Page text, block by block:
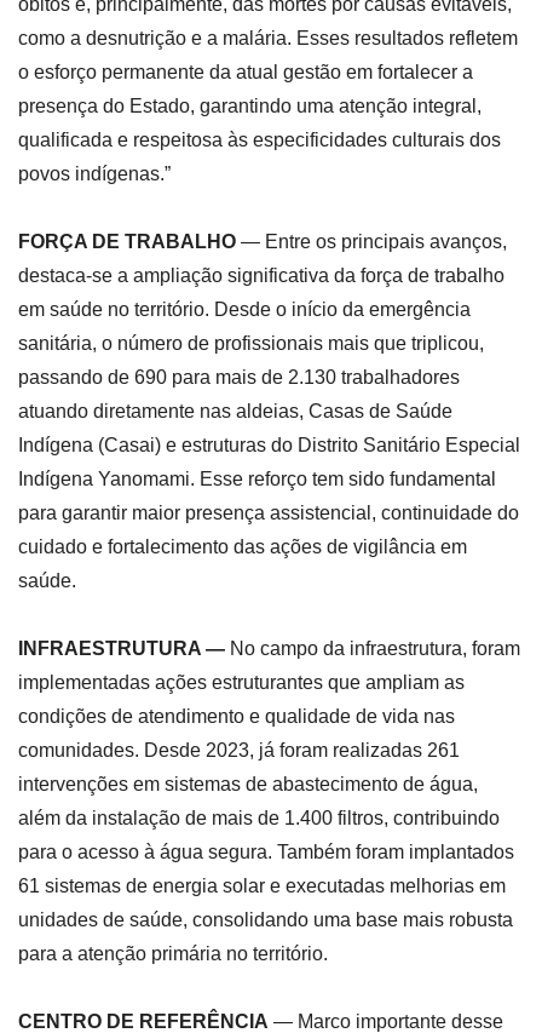
óbitos e, principalmente, das mortes por causas evitáveis,
como a desnutrição e a malária. Esses resultados refletem
o esforço permanente da atual gestão em fortalecer a
presença do Estado, garantindo uma atenção integral,
qualificada e respeitosa às especificidades culturais dos
povos indígenas.”
FORÇA DE TRABALHO — Entre os principais avanços,
destaca-se a ampliação significativa da força de trabalho
em saúde no território. Desde o início da emergência
sanitária, o número de profissionais mais que triplicou,
passando de 690 para mais de 2.130 trabalhadores
atuando diretamente nas aldeias, Casas de Saúde
Indígena (Casai) e estruturas do Distrito Sanitário Especial
Indígena Yanomami. Esse reforço tem sido fundamental
para garantir maior presença assistencial, continuidade do
cuidado e fortalecimento das ações de vigilância em
saúde.
INFRAESTRUTURA — No campo da infraestrutura, foram
implementadas ações estruturantes que ampliam as
condições de atendimento e qualidade de vida nas
comunidades. Desde 2023, já foram realizadas 261
intervenções em sistemas de abastecimento de água,
além da instalação de mais de 1.400 filtros, contribuindo
para o acesso à água segura. Também foram implantados
61 sistemas de energia solar e executadas melhorias em
unidades de saúde, consolidando uma base mais robusta
para a atenção primária no território.
CENTRO DE REFERÊNCIA — Marco importante desse